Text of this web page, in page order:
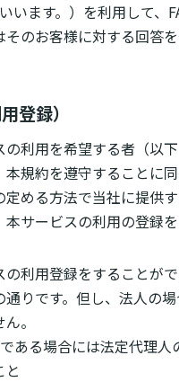
います。）を利用して、
そのお客様に対する回答
登録）
の利用を希望する者（以
本規約を遵守することに
定める方法で当社に提供
本サービスの利用の登録
の利用登録をすることが
通りです。但し、法人の
。
ある場合には法定代理人
と